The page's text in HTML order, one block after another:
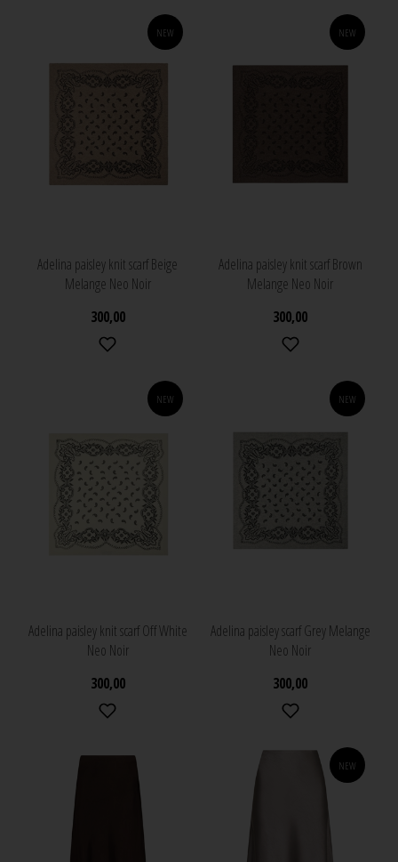
NEW
Adelina paisley knit scarf Beige
Melange Neo Noir
300,00
NEW
Adelina paisley knit scarf Brown
Melange Neo Noir
300,00
NEW
Adelina paisley knit scarf Off White
Neo Noir
300,00
NEW
Adelina paisley scarf Grey Melange
Neo Noir
300,00
NEW